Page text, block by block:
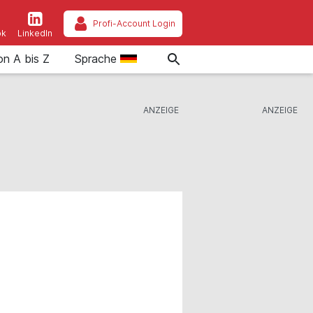
LinkedIn
Profi-Account Login
A bis Z Sprache